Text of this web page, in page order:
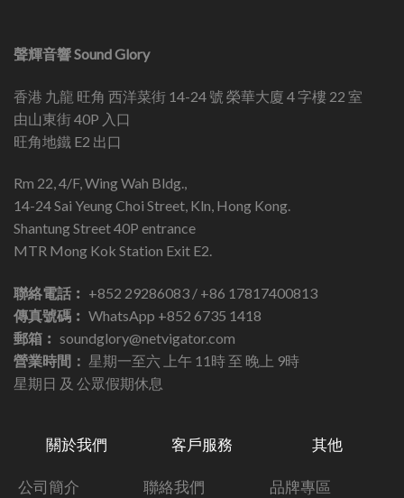
聲輝音響 Sound Glory
香港 九龍 旺角 西洋菜街 14-24 號 榮華大廈 4 字樓 22 室
由山東街 40P 入口
旺角地鐵 E2 出口
Rm 22, 4/F, Wing Wah Bldg.,
14-24 Sai Yeung Choi Street, Kln, Hong Kong.
Shantung Street 40P entrance
MTR Mong Kok Station Exit E2.
聯絡電話︰ +852 29286083 / +86 17817400813
傳真號碼︰ WhatsApp +852 6735 1418
郵箱︰ soundglory@netvigator.com
營業時間： 星期一至六 上午 11時 至 晚上 9時
星期日 及 公眾假期休息
關於我們
公司簡介
客戶服務
聯絡我們
其他
品牌專區